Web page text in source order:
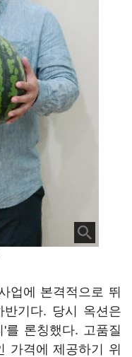
업에 본격적으로 뛰
기다. 당시 옥션은
를 론칭했다. 고품질
가격에 제공하기 위